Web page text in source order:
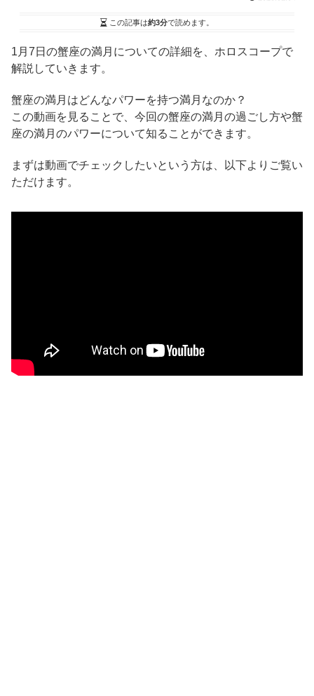
この記事は約3分で読めます。
1月7日の蟹座の満月についての詳細を、ホロスコープで
解説していきます。
蟹座の満月はどんなパワーを持つ満月なのか？
この動画を見ることで、今回の蟹座の満月の過ごし方や蟹
座の満月のパワーについて知ることができます。
まずは動画でチェックしたいという方は、以下よりご覧い
ただけます。